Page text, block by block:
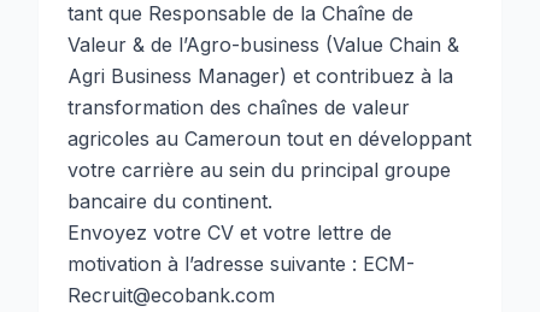
tant que Responsable de la Chaîne de
Valeur & de l’Agro-business (Value Chain &
Agri Business Manager) et contribuez à la
transformation des chaînes de valeur
agricoles au Cameroun tout en développant
votre carrière au sein du principal groupe
bancaire du continent.
Envoyez votre CV et votre lettre de
motivation à l’adresse suivante : ECM-
Recruit@ecobank.com